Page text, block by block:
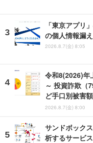
「東京アプリ
の個人情報漏
2026.8.7(金) 8:05
令和8(2026)年
～ 投資詐欺（
ど手口別被害額
2026.8.7(金) 8:00
サンドボック
析するサービス